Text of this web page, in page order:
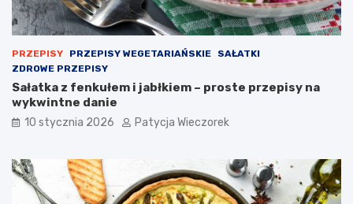
PRZEPISY PRZEPISY WEGETARIAŃSKIE
SAŁATKI
ZDROWE PRZEPISY
Sałatka z fenkułem i jabłkiem – proste przepisy na
wykwintne danie
10 stycznia 2026 Patycja Wieczorek